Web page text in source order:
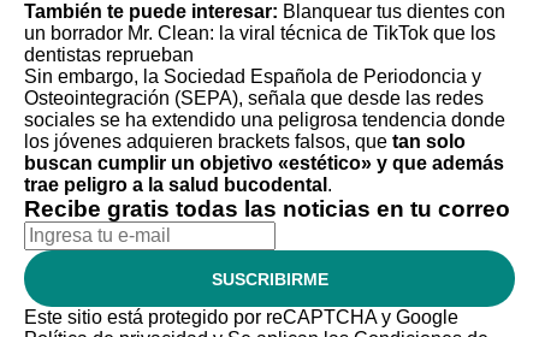
También te puede interesar: Blanquear tus dientes con
un borrador Mr. Clean: la viral técnica de TikTok que los
dentistas reprueban
Sin embargo, la Sociedad Española de Periodoncia y
Osteointegración (SEPA), señala que desde las redes
sociales se ha extendido una peligrosa tendencia donde
los jóvenes adquieren brackets falsos, que tan solo
buscan cumplir un objetivo «estético» y que además
trae peligro a la salud bucodental .
Recibe gratis todas las noticias en tu correo
SUSCRIBIRME
Este sitio está protegido por reCAPTCHA y Google